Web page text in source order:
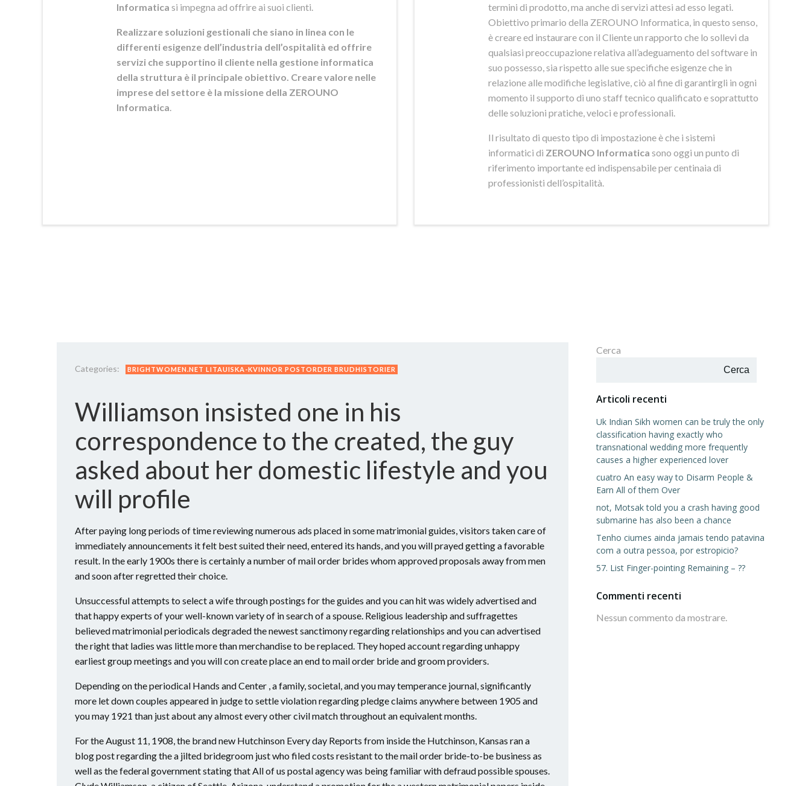
Informatica si impegna ad offrire ai suoi clienti.
Realizzare soluzioni gestionali che siano in linea con le
differenti esigenze dell’industria dell’ospitalità ed offrire
servizi che supportino il cliente nella gestione informatica
della struttura è il principale obiettivo. Creare valore nelle
imprese del settore è la missione della ZEROUNO
Informatica
termini di prodotto, ma anche di servizi attesi ad esso legati.
Obiettivo primario della ZEROUNO Informatica, in questo senso,
è creare ed instaurare con il Cliente un rapporto che lo sollevi da
qualsiasi preoccupazione relativa all’adeguamento del software in
suo possesso, sia rispetto alle sue specifiche esigenze che in
relazione alle modifiche legislative, ciò al fine di garantirgli in ogni
momento il supporto di uno staff tecnico qualificato e soprattutto
delle soluzioni pratiche, veloci e professionali.
Il risultato di questo tipo di impostazione è che i sistemi
informatici di ZEROUNO Informatica sono oggi un punto di
riferimento importante ed indispensabile per centinaia di
professionisti dell’ospitalità.
Categories: BRIGHTWOMEN.NET LITAUISKA-KVINNOR POSTORDER BRUDHISTORIER
Williamson insisted one in his
correspondence to the created, the guy
asked about her domestic lifestyle and you
will profile
After paying long periods of time reviewing numerous ads placed in some matrimonial guides, visitors taken care of
immediately announcements it felt best suited their need, entered its hands, and you will prayed getting a favorable
result. In the early 1900s there is certainly a number of mail order brides whom approved proposals away from men
and soon after regretted their choice.
Unsuccessful attempts to select a wife through postings for the guides and you can hit was widely advertised and
that happy experts of your well-known variety of in search of a spouse. Religious leadership and suffragettes
believed matrimonial periodicals degraded the newest sanctimony regarding relationships and you can advertised
the right that ladies was little more than merchandise to be replaced. They hoped account regarding unhappy
earliest group meetings and you will con create place an end to mail order bride and groom providers.
Depending on the periodical Hands and Center , a family, societal, and you may temperance journal, significantly
more let down couples appeared in judge to settle violation regarding pledge claims anywhere between 1905 and
you may 1921 than just about any almost every other civil match throughout an equivalent months.
For the August 11, 1908, the brand new Hutchinson Every day Reports from inside the Hutchinson, Kansas ran a
blog post regarding the a jilted bridegroom just who filed costs resistant to the mail order bride-to-be business as
well as the federal government stating that All of us postal agency was being familiar with defraud possible spouses.
Cerca
Cerca
Articoli recenti
Uk Indian Sikh women can be truly the only
classification having exactly who
transnational wedding more frequently
causes a higher experienced lover
cuatro An easy way to Disarm People &
Earn All of them Over
not, Motsak told you a crash having good
submarine has also been a chance
Tenho ciumes ainda jamais tendo patavina
com a outra pessoa, por estropicio?
57. List Finger-pointing Remaining – ??
Commenti recenti
Nessun commento da mostrare.